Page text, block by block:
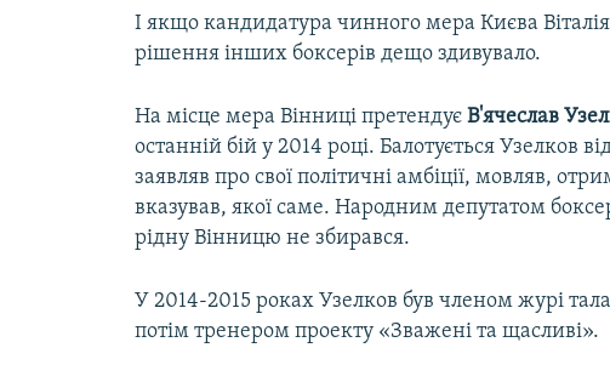
І якщо кандидатура чинного мера Києва
рішення інших боксерів дещо здивувало.
На місце мера Вінниці претендуєВ'ячеслав
останній бій у 2014 році. Балотується Узелков
заявляв про свої політичні амбіції, мовляв,
вказував, якої саме. Народним депутатом
рідну Вінницю не збирався.
У 2014-2015 роках Узелков був членом журі
потім тренером проекту «Зважені та щасливі».